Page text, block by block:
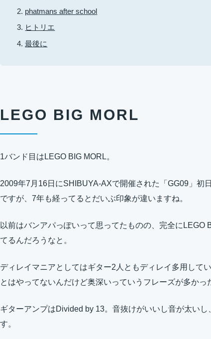
phatmans after school
ヒトリエ
最後に
LEGO BIG MORL
1バンド目はLEGO BIG MORL。
2009年7月16日にSHIBUYA-AXで開催された「GG09」初
ですが、7年も経ってるとだいぶ印象が違いますね。
以前はバンアパっぽいって思ってたものの、完全にLEGO
てるんだろうなと。
ディレイマニアとしてはギター2人ともディレイ多用して
とはやってないんだけど奥深いっていうフレーズが多かっ
ギターアンプはDivided by 13。音抜けがいいし音が太い
す。